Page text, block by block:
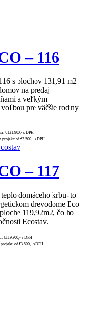
– 116
s plochov 131,91 m2
na predaj
a veľkým
voľbou pre väčšie rodiny
€131.900,- s DPH
projekt: od €3.500,- s DPH
– 117
domáceho krbu- to
drevodome Eco
119,92m2, čo ho
Ecostav.
€119.900,- s DPH
projekt: od €3.500,- s DPH